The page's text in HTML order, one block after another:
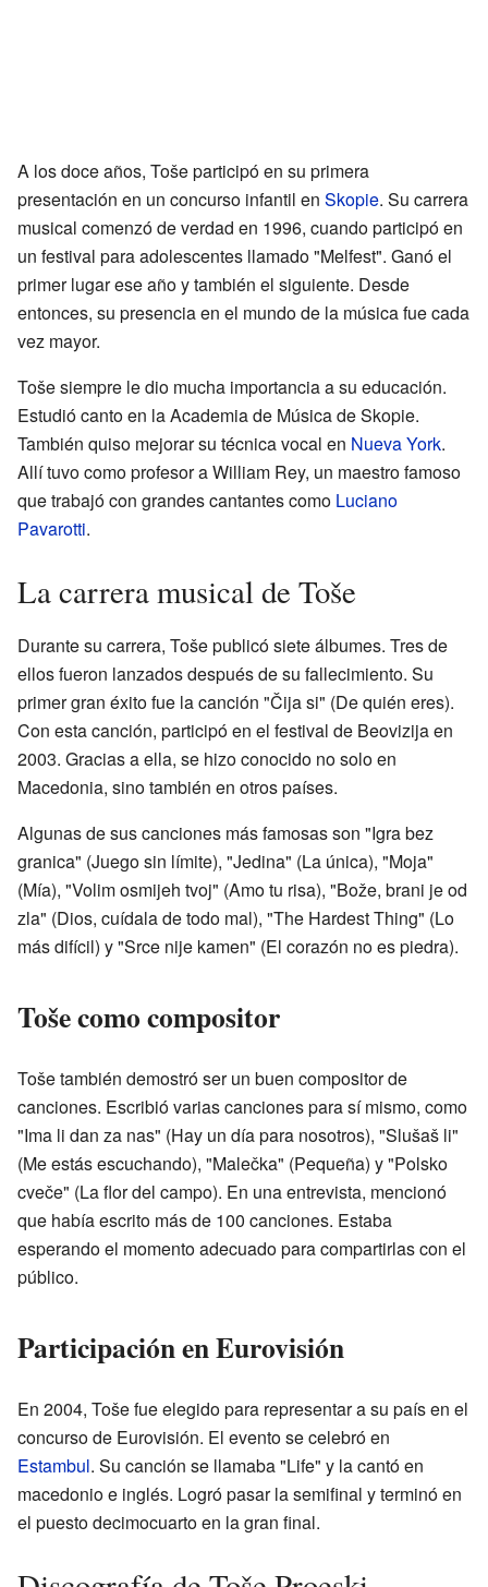
A los doce años, Toše participó en su primera
presentación en un concurso infantil en Skopie. Su carrera
musical comenzó de verdad en 1996, cuando participó en
un festival para adolescentes llamado "Melfest". Ganó el
primer lugar ese año y también el siguiente. Desde
entonces, su presencia en el mundo de la música fue cada
vez mayor.
Toše siempre le dio mucha importancia a su educación.
Estudió canto en la Academia de Música de Skopie.
También quiso mejorar su técnica vocal en Nueva York.
Allí tuvo como profesor a William Rey, un maestro famoso
que trabajó con grandes cantantes como Luciano
Pavarotti.
La carrera musical de Toše
Durante su carrera, Toše publicó siete álbumes. Tres de
ellos fueron lanzados después de su fallecimiento. Su
primer gran éxito fue la canción "Čija si" (De quién eres).
Con esta canción, participó en el festival de Beovizija en
2003. Gracias a ella, se hizo conocido no solo en
Macedonia, sino también en otros países.
Algunas de sus canciones más famosas son "Igra bez
granica" (Juego sin límite), "Jedina" (La única), "Moja"
(Mía), "Volim osmijeh tvoj" (Amo tu risa), "Bože, brani je od
zla" (Dios, cuídala de todo mal), "The Hardest Thing" (Lo
más difícil) y "Srce nije kamen" (El corazón no es piedra).
Toše como compositor
Toše también demostró ser un buen compositor de
canciones. Escribió varias canciones para sí mismo, como
"Ima li dan za nas" (Hay un día para nosotros), "Slušaš li"
(Me estás escuchando), "Malečka" (Pequeña) y "Polsko
cveče" (La flor del campo). En una entrevista, mencionó
que había escrito más de 100 canciones. Estaba
esperando el momento adecuado para compartirlas con el
público.
Participación en Eurovisión
En 2004, Toše fue elegido para representar a su país en el
concurso de Eurovisión. El evento se celebró en
Estambul. Su canción se llamaba "Life" y la cantó en
macedonio e inglés. Logró pasar la semifinal y terminó en
el puesto decimocuarto en la gran final.